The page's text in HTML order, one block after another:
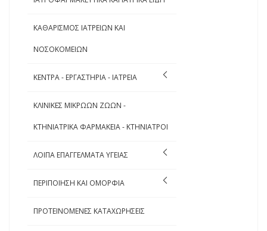
ΚΑΘΑΡΙΣΜΟΣ ΙΑΤΡΕΙΩΝ ΚΑΙ
ΝΟΣΟΚΟΜΕΙΩΝ
ΚΕΝΤΡΑ - ΕΡΓΑΣΤΗΡΙΑ - ΙΑΤΡΕΙΑ
ΚΛΙΝΙΚΕΣ ΜΙΚΡΩΩΝ ΖΩΩΝ -
ΚΤΗΝΙΑΤΡΙΚΑ ΦΑΡΜΑΚΕΙΑ - ΚΤΗΝΙΑΤΡΟΙ
ΛΟΙΠΑ ΕΠΑΓΓΕΛΜΑΤΑ ΥΓΕΙΑΣ
ΠΕΡΙΠΟΙΗΣΗ ΚΑΙ ΟΜΟΡΦΙΑ
ΠΡΟΤΕΙΝΟΜΕΝΕΣ ΚΑΤΑΧΩΡΗΣΕΙΣ